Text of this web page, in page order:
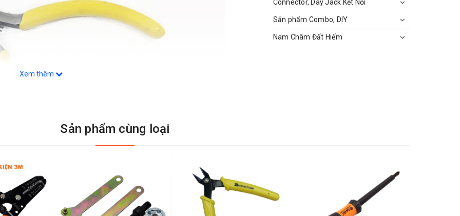
Xem thêm
Connector, Dây Jack Kết Nối
Sản phẩm Combo, DIY
Nam Châm Đất Hiếm
Sản phẩm cùng loại